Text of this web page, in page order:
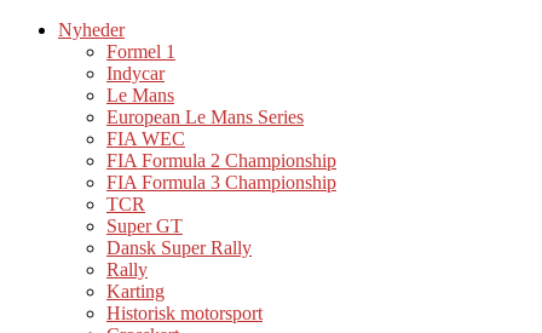
Nyheder
Formel 1
Indycar
Le Mans
European Le Mans Series
FIA WEC
FIA Formula 2 Championship
FIA Formula 3 Championship
TCR
Super GT
Dansk Super Rally
Rally
Karting
Historisk motorsport